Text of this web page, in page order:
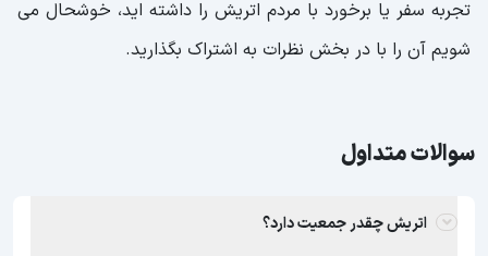
تجربه سفر یا برخورد با مردم اتریش را داشته اید، خوشحال می
شویم آن را با در بخش نظرات به اشتراک بگذارید.
سوالات متداول
اتریش چقدر جمعیت دارد؟